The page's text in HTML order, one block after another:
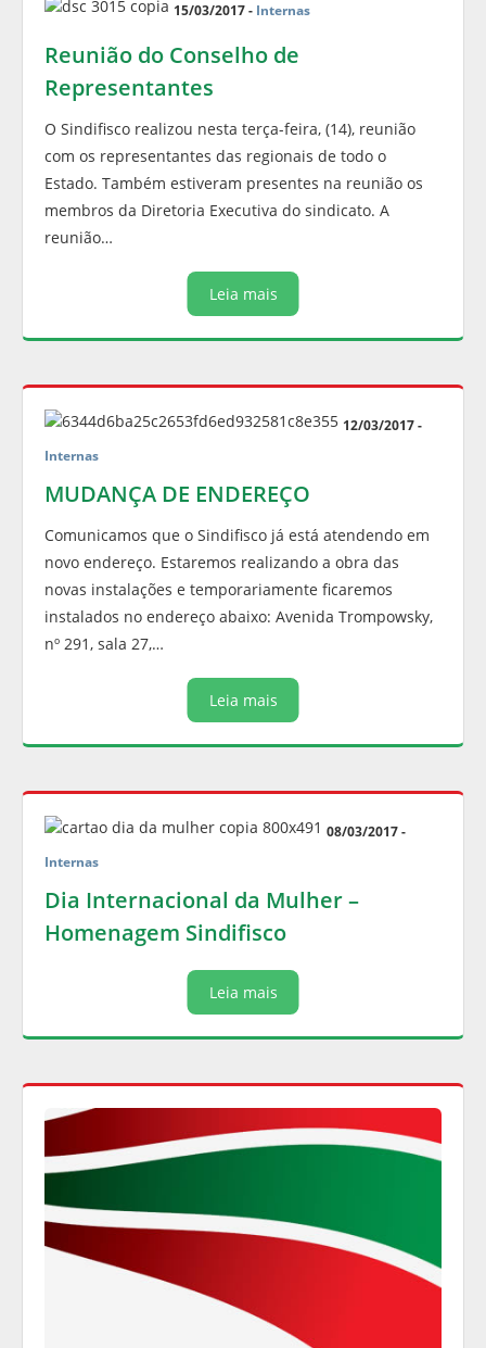
15/03/2017 - Internas
Reunião do Conselho de
Representantes
O Sindifisco realizou nesta terça-feira, (14), reunião
com os representantes das regionais de todo o
Estado. Também estiveram presentes na reunião os
membros da Diretoria Executiva do sindicato. A
reunião…
Leia mais
12/03/2017 -
Internas
MUDANÇA DE ENDEREÇO
Comunicamos que o Sindifisco já está atendendo em
novo endereço. Estaremos realizando a obra das
novas instalações e temporariamente ficaremos
instalados no endereço abaixo: Avenida Trompowsky,
nº 291, sala 27,…
Leia mais
08/03/2017 -
Internas
Dia Internacional da Mulher –
Homenagem Sindifisco
Leia mais